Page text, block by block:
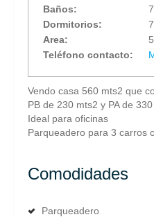
Baños:
7
Dormitorios:
7
Area:
Teléfono contacto:
Vendo casa 560 mts2 que
PB de 230 mts2 y PA de
Ideal para oficinas
Parqueadero para 3 carros
Comodidades
Parqueadero